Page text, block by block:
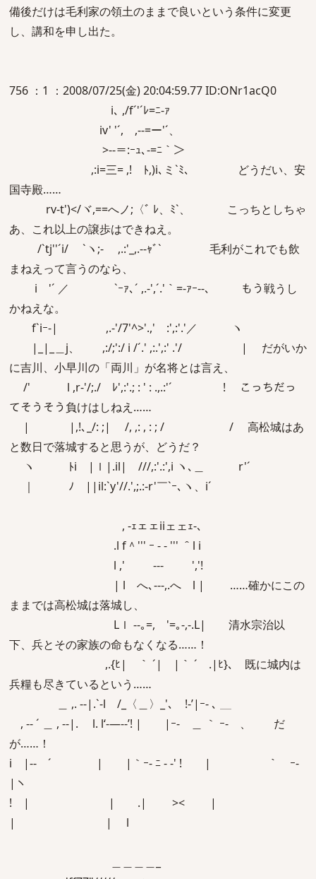
備後だけは毛利家の領土のままで良いという条件に変更
し、講和を申し出た。
756 ：1 ：2008/07/25(金) 20:04:59.77 ID:ONr1acQ0
i､ ,/f´'´ﾚ=ﾆ-ｧ
iv' '´, ,-‐=ー'´、
>-‐＝:ｰｭ､-=ﾆ｀＞
,:i=三= ,! ﾄ,)i､ミ`ﾐ､ どうだい、安
国寺殿……
rv‐t')</ヾ,==へノ;〈ﾞ ﾚ、ﾐ`、 こっちとしちゃ
あ、これ以上の譲歩はできねえ。
/`tj''´i/ `ヽ;- ,.:'_,.-‐ｬﾞ` 毛利がこれでも飲
まねえって言うのなら、
i '´ ／ `ｰｧ､´ ,.-',´.'｀=‐ｧｰ--、 もう戦うし
かねえな。
f`iｰ-| ,.-'/7'^>'.,' :',:'.'／ ヽ
|_|_＿j、 ,:/;':/ i /´.' ,:.',:' .'/ | だがいか
に吉川、小早川の「両川」が名将とは言え、
/' l ,r‐'/;./ ﾚ',:'.; : ' : .,.:'´ ! こっちだっ
てそうそう負けはしねえ……
| |,!､_/: ;| /, ,: , : ; / / 高松城はあ
と数日で落城すると思うが、どうだ？
ヽ ﾄi |ｌ|.il| ///,:'.:',i ヽ､＿ r'´
｜ ﾉ ||il:`y'//.',;.:-r'￣`ｰ､ヽ、i´
, -ｪェェiiェェｪ-､
.l f＾''' ｰ - ‐ ''' ＾l i
l ,' ‐-‐ ','!
| l へ､‐-‐,.へ l | ……確かにこの
ままでは高松城は落城し、
Lｌ -‐｡=, '=｡‐,-.L| 清水宗治以
下、兵とその家族の命もなくなる……！
,.{ﾋ| ｀ ´| |｀ ´ .|ﾋ}､ 既に城内は
兵糧も尽きているという……
＿ ,. -‐|.`-l /_〈＿〉_'､ !-’|ｰ- ､ ＿
, -‐ ´ ＿ , -‐|. l. l‘-―‐-’! | |ｰ- ＿ ｀ ｰ- 、 だ
が……！
i |-‐ ´ | |｀ｰ- ﾆ - ‐' ! | ｀ ｰ-
|ヽ
! | | .| >< |
| | l